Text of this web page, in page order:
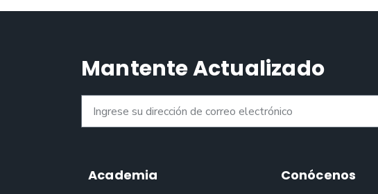
Mantente Actualizado
Academia Conócenos